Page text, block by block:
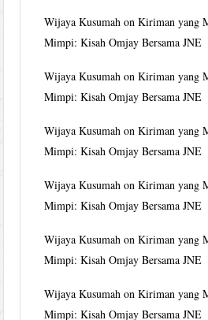
Wijaya Kusumah onKiriman yang
Mimpi: Kisah Omjay Bersama JNE
Wijaya Kusumah onKiriman yang
Mimpi: Kisah Omjay Bersama JNE
Wijaya Kusumah onKiriman yang
Mimpi: Kisah Omjay Bersama JNE
Wijaya Kusumah onKiriman yang
Mimpi: Kisah Omjay Bersama JNE
Wijaya Kusumah onKiriman yang
Mimpi: Kisah Omjay Bersama JNE
Wijaya Kusumah onKiriman yang
Mimpi: Kisah Omjay Bersama JNE